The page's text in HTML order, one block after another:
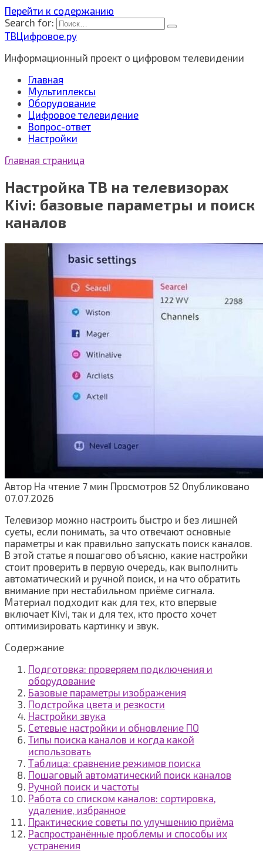
Перейти к содержанию
Search for:
ТВЦифровое.ру
Информационный проект о цифровом телевидении
Главная
Мультиплексы
Оборудование
Цифровое телевидение
Вопрос-ответ
Настройки
Главная страница
Настройка ТВ на телевизорах
Kivi: базовые параметры и поиск
каналов
Автор На чтение 7 мин Просмотров 52 Опубликовано
07.07.2026
Телевизор можно настроить быстро и без лишней
суеты, если понимать, за что отвечают основные
параметры и как правильно запускать поиск каналов.
В этой статье я пошагово объясню, какие настройки
стоит проверить в первую очередь, как выполнить
автоматический и ручной поиск, и на что обратить
внимание при нестабильном приёме сигнала.
Материал подходит как для тех, кто впервые
включает Kivi, так и для тех, кто просто хочет
оптимизировать картинку и звук.
Содержание
Подготовка: проверяем подключения и
оборудование
Базовые параметры изображения
Подстройка цвета и резкости
Настройки звука
Сетевые настройки и обновление ПО
Типы поиска каналов и когда какой
использовать
Таблица: сравнение режимов поиска
Пошаговый автоматический поиск каналов
Ручной поиск и частоты
Работа со списком каналов: сортировка,
удаление, избранное
Практические советы по улучшению приёма
Распространённые проблемы и способы их
устранения